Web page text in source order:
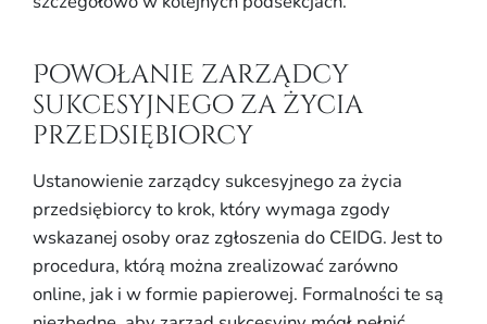
Powołanie zarządcy
sukcesyjnego za życia
przedsiębiorcy
Ustanowienie zarządcy sukcesyjnego za życia
przedsiębiorcy to krok, który wymaga zgody
wskazanej osoby oraz zgłoszenia do CEIDG. Jest to
procedura, którą można zrealizować zarówno
online, jak i w formie papierowej. Formalności te są